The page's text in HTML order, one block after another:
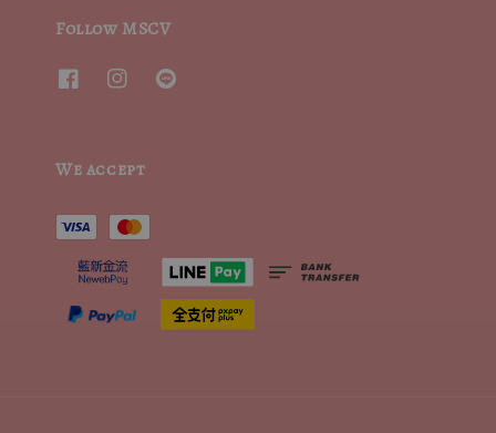
Follow MSCV
We accept